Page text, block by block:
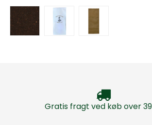
Gratis fragt ved køb over